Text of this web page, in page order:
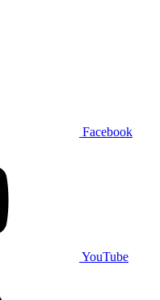
Facebook
YouTube